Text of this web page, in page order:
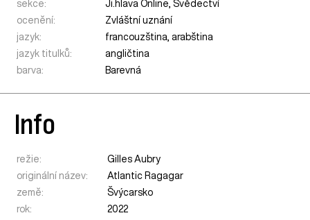
sekce:
Ji.hlava Online,Svědectví
ocenění:
Zvláštní uznání
jazyk:
francouzština, arabština
jazyk titulků:
angličtina
barva:
Barevná
Info
režie:
Gilles Aubry
originální název:
Atlantic Ragagar
země:
Švýcarsko
rok:
2022